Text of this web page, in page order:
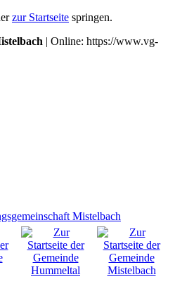
zur Startseite springen.
| Online: https://www.vg-